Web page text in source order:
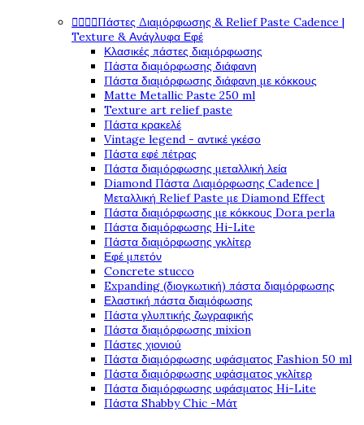
Πάστες Διαμόρφωσης & Relief Paste Cadence |
Texture & Ανάγλυφα Εφέ
Κλασικές πάστες διαμόρφωσης
Πάστα διαμόρφωσης διάφανη
Πάστα διαμόρφωσης διάφανη με κόκκους
Matte Metallic Paste 250 ml
Texture art relief paste
Πάστα κρακελέ
Vintage legend - αντικέ γκέσο
Πάστα εφέ πέτρας
Πάστα διαμόρφωσης μεταλλική λεία
Diamond Πάστα Διαμόρφωσης Cadence |
Μεταλλική Relief Paste με Diamond Effect
Πάστα διαμόρφωσης με κόκκους Dora perla
Πάστα διαμόρφωσης Hi-Lite
Πάστα διαμόρφωσης γκλίτερ
Εφέ μπετόν
Concrete stucco
Expanding (διογκωτική) πάστα διαμόρφωσης
Ελαστική πάστα διαμόφωσης
Πάστα γλυπτικής ζωγραφικής
Πάστα διαμόρφωσης mixion
Πάστες χιονιού
Πάστα διαμόρφωσης υφάσματος Fashion 50 ml
Πάστα διαμόρφωσης υφάσματος γκλίτερ
Πάστα διαμόρφωσης υφάσματος Hi-Lite
Πάστα Shabby Chic -Μάτ